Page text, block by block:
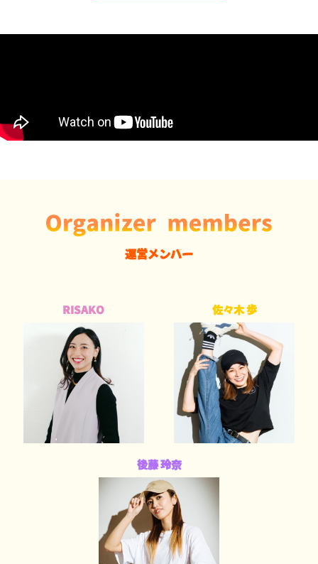
運営メンバー
RISAKO 佐々木 歩
後藤 玲奈